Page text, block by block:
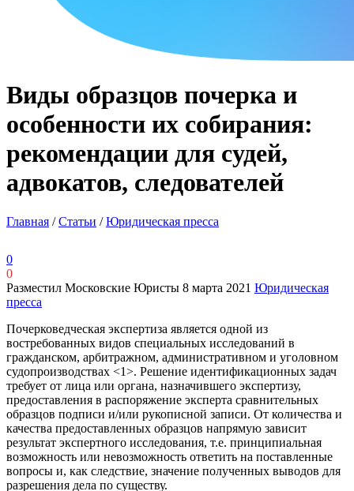
Виды образцов почерка и
особенности их собирания:
рекомендации для судей,
адвокатов, следователей
Главная /Статьи /Юридическая пресса
0
0
Разместил Московские Юристы 8 марта 2021 Юридическая
пресса
Почерковедческая экспертиза является одной из
востребованных видов специальных исследований в
гражданском, арбитражном, административном и уголовном
судопроизводствах <1>. Решение идентификационных задач
требует от лица или органа, назначившего экспертизу,
предоставления в распоряжение эксперта сравнительных
образцов подписи и/или рукописной записи. От количества и
качества предоставленных образцов напрямую зависит
результат экспертного исследования, т.е. принципиальная
возможность или невозможность ответить на поставленные
вопросы и, как следствие, значение полученных выводов для
разрешения дела по существу.